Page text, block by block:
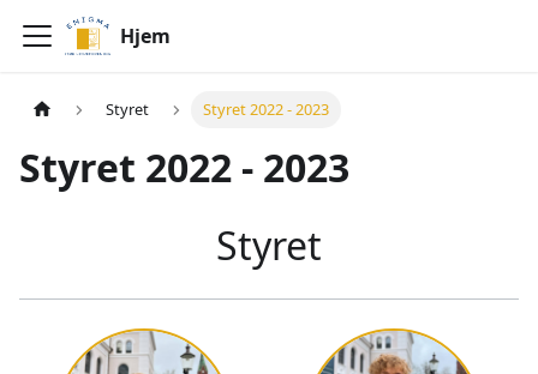
Hjem
Styret Styret 2022 - 2023
Styret 2022 - 2023
Styret